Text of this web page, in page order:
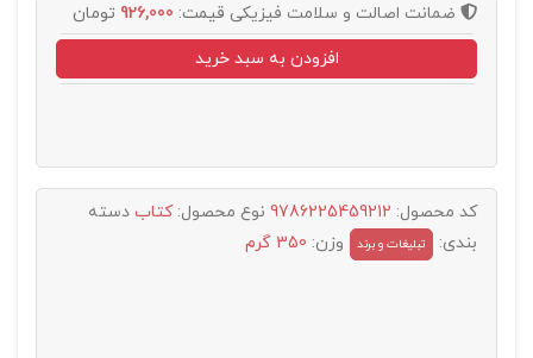
ضمانت اصالت و سلامت فیزیکی قیمت: 926,000 تومان
افزودن به سبد خرید
کد محصول: 9786225459212 نوع محصول:کتاب دسته
بندی:
تبليغات و برند وزن: 350 گرم